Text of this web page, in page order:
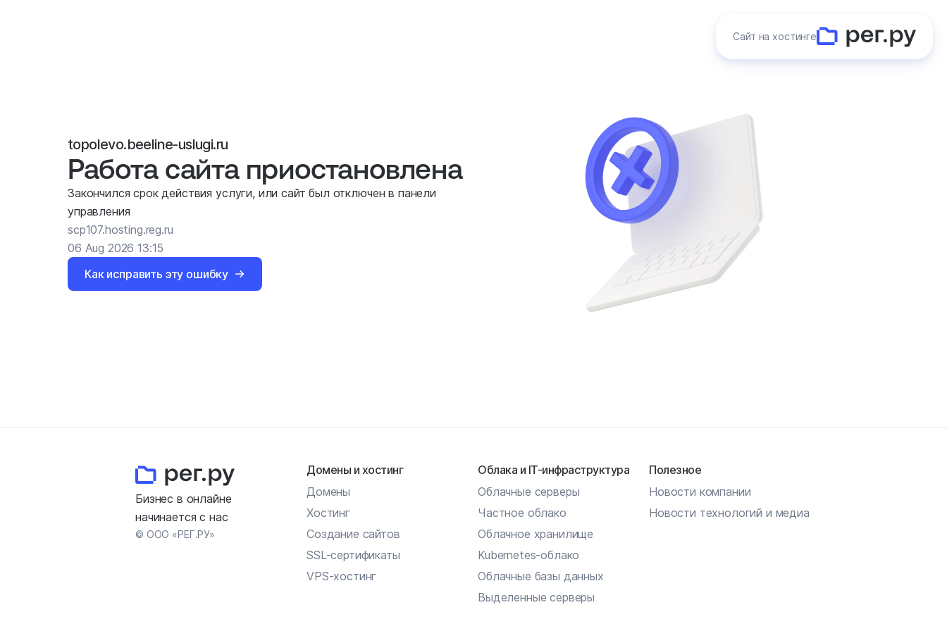
Сайт на хостинге
topolevo.beeline-uslugi.ru
Работа сайта приостановлена
Закончился срок действия услуги, или сайт был отключен в панели
управления
scp107.hosting.reg.ru
06 Aug 2026 13:15
Как исправить эту ошибку
Бизнес в онлайне
начинается с нас
© ООО «РЕГ.РУ»
Домены и хостинг
Домены
Хостинг
Создание сайтов
SSL-сертификаты
VPS-хостинг
Облака и IT-инфраструктура
Облачные серверы
Частное облако
Облачное хранилище
Kubernetes-облако
Облачные базы данных
Выделенные серверы
Полезное
Новости компании
Новости технологий и медиа